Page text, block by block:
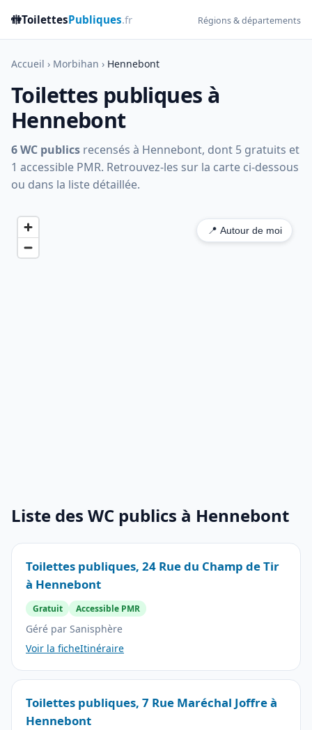
🚻ToilettesPubliques.fr Régions & départements
Accueil › Morbihan › Hennebont
Toilettes publiques à
Hennebont
6 WC publics recensés à Hennebont, dont 5 gratuits et
1 accessible PMR. Retrouvez-les sur la carte ci-dessous
ou dans la liste détaillée.
📍 Autour de moi
Liste des WC publics à Hennebont
Toilettes publiques, 24 Rue du Champ de Tir
à Hennebont
Gratuit Accessible PMR
Géré par Sanisphère
Voir la ficheItinéraire
Toilettes publiques, 7 Rue Maréchal Joffre à
Hennebont